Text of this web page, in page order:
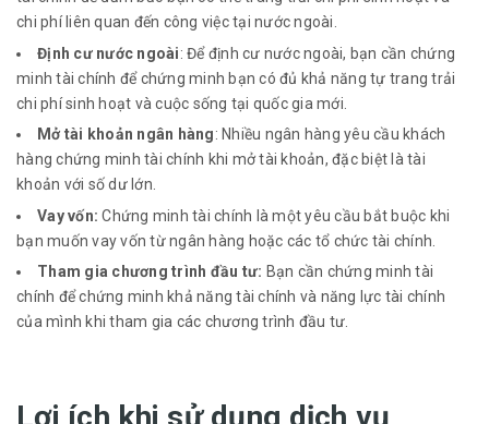
chi phí liên quan đến công việc tại nước ngoài.
Định cư nước ngoài: Để định cư nước ngoài, bạn cần chứng
minh tài chính để chứng minh bạn có đủ khả năng tự trang trải
chi phí sinh hoạt và cuộc sống tại quốc gia mới.
Mở tài khoản ngân hàng: Nhiều ngân hàng yêu cầu khách
hàng chứng minh tài chính khi mở tài khoản, đặc biệt là tài
khoản với số dư lớn.
Vay vốn:Chứng minh tài chính là một yêu cầu bắt buộc khi
bạn muốn vay vốn từ ngân hàng hoặc các tổ chức tài chính.
Tham gia chương trình đầu tư: Bạn cần chứng minh tài
chính để chứng minh khả năng tài chính và năng lực tài chính
của mình khi tham gia các chương trình đầu tư.